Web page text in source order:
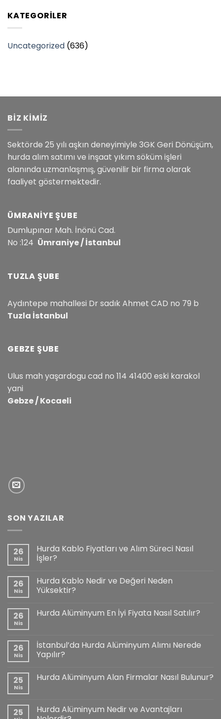
KATEGORILER
Uncategorized (636)
BİZ KİMİZ
Sektörde 25 yılı aşkın deneyimiyle 3GK Geri Dönüşüm,
hurda alım satımı ve inşaat yıkım söküm işleri
alanında uzmanlaşmış, güvenilir bir firma olarak
faaliyet göstermektedir.
ÜMRANIYE ŞUBE
Dumlupınar Mah. İnönü Cad.
No :124 Ümraniye / İstanbul
TUZLA ŞUBE
Aydıntepe mahallesi Dr sadık Ahmet CAD no 79 b
Tuzla İstanbul
GEBZE ŞUBE
Ulus mah yaşardogu cad no 114 41400 eski karakol
yani
Gebze / Kocaeli
SON YAZILAR
26
Nis
Hurda Kablo Fiyatları ve Alım Süreci Nasıl
İşler?
26
Nis
Hurda Kablo Nedir ve Değeri Neden
Yüksektir?
26
Nis
Hurda Alüminyum En İyi Fiyata Nasıl Satılır?
26
Nis
İstanbul’da Hurda Alüminyum Alımı Nerede
Yapılır?
25
Nis
Hurda Alüminyum Alan Firmalar Nasıl Bulunur?
25
Hurda Alüminyum Nedir ve Avantajları